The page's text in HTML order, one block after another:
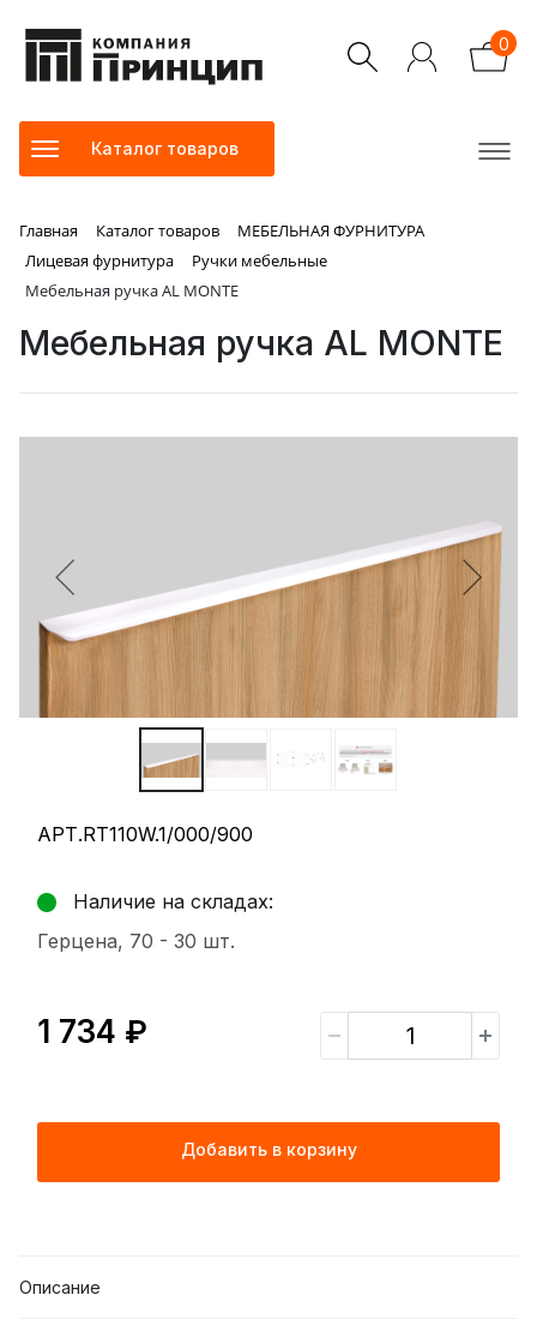
0
Каталог товаров
Главная Каталог товаров
МЕБЕЛЬНАЯ ФУРНИТУРА
Лицевая фурнитура
Ручки мебельные
Мебельная ручка AL MONTE
Мебельная ручка AL MONTE
АРТ.RT110W.1/000/900
Наличие на складах:
Герцена, 70 - 30 шт.
1 734 ₽
Добавить в корзину
Описание